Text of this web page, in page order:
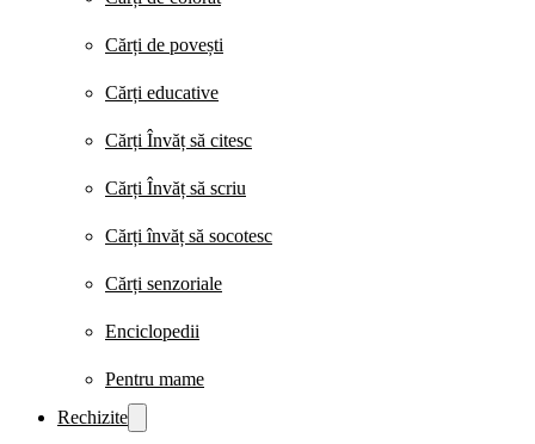
Cărți de povești
Cărți educative
Cărți Învăț să citesc
Cărți Învăț să scriu
Cărți învăț să socotesc
Cărți senzoriale
Enciclopedii
Pentru mame
Rechizite